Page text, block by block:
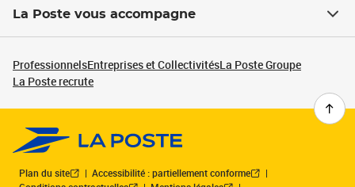
La Poste vous accompagne
ProfessionnelsEntreprises et CollectivitésLa Poste Groupe
La Poste recrute
Plan du site
Accessibilité : partiellement conforme